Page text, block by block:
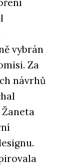
vybrán
Za
návrhů